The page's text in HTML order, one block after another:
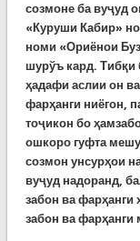
созмоне ба вуҷуд
«Куруши Кабир»
номи «Ориёнои
шурўъ кард. Тибқи
ҳадафи аслии он
фарҳанги ниёгон,
тоҷикон бо
ошкоро гуфта
созмон унсурҳои
вуҷуд надоранд,
забон ва фарҳанги
забон ва фарҳанги